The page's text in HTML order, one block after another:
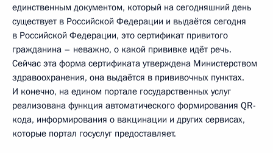
единственным документом, который на сегодняшний день
существует в Российской Федерации и выдаётся сегодня
в Российской Федерации, это сертификат привитого
гражданина – неважно, о какой прививке идёт речь.
Сейчас эта форма сертификата утверждена Министерством
здравоохранения, она выдаётся в прививочных пунктах.
И конечно, на едином портале государственных услуг
реализована функция автоматического формирования QR-
кода, информирования о вакцинации и других сервисах,
которые портал госуслуг предоставляет.